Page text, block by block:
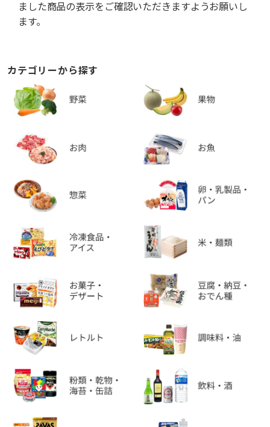
ました商品の表示をご確認いただきますようお願いし
ます。
カテゴリーから探す